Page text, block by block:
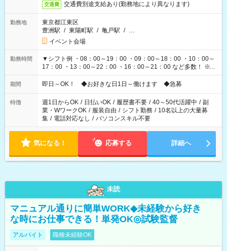
交通費 交通費別途支給あり(勤務地により異なります)
勤務地
東京都江東区
豊洲駅 / 東陽町駅 / 亀戸駅 / …
イベント会場
勤務時間
▼シフト例 ・08：00～19：00 ・09：00～18：00 ・10：00～
17：00 ・13：00～22：00 ・16：00～21：00 など多数！ ※お
仕事により勤務時間が異なります
期間 即日～OK！ ◆お好きな日1日～働けます ◆急募
特徴 週1日からOK / 日払いOK / 履歴書不要 / 40～50代活躍中 / 副
業・WワークOK / 服装自由 / シフト勤務 / 10名以上の大量募
集 / 電話対応なし / パソコンスキル不要
気になる！ 応募する 詳細へ
未読
マニュアル通りに簡単WORK◆未経験から好き
な時にお仕事できる！単発OK◎試験監督
アルバイト 職種未経験OK